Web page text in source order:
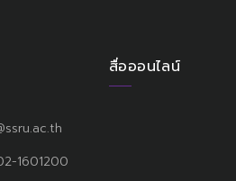
1601200
สื่อออนไลน์